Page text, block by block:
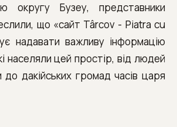
округу Бузеу, представники
що «сайт Târcov - Piatra cu
надавати важливу інформацію
населяли цей простір, від людей
дакійських громад часів царя